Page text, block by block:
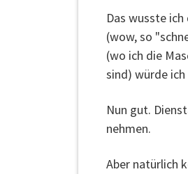
Das wusste
(wow, so
(wo ich die
sind) würde
Nun gut.
nehmen.
Aber natürlich